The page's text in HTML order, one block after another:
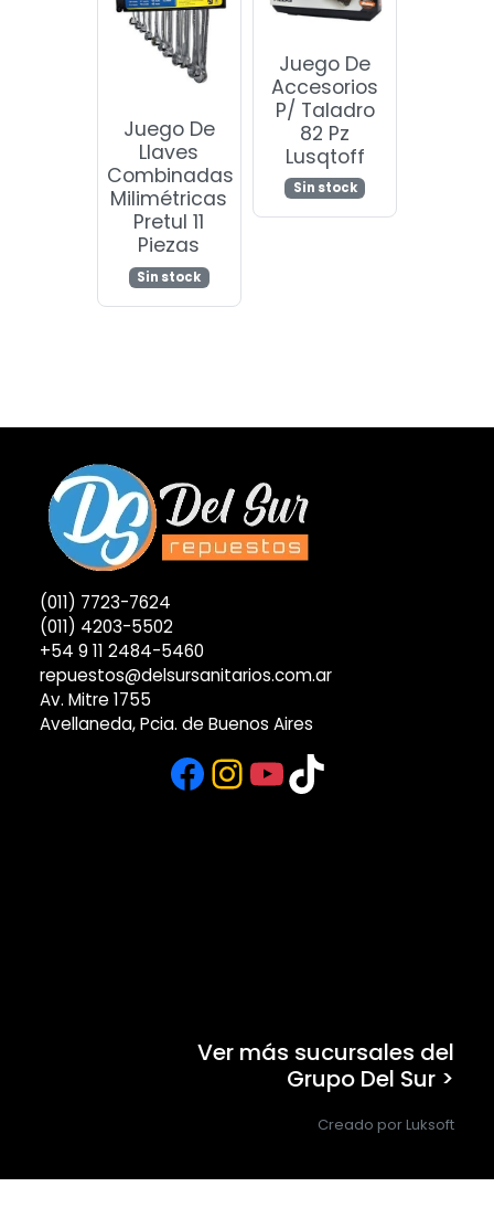
Juego De
Llaves
Combinadas
Milimétricas
Pretul 11
Piezas
Sin stock
Juego De
Accesorios
P/ Taladro
82 Pz
Lusqtoff
Sin stock
(011) 7723-7624
(011) 4203-5502
+54 9 11 2484-5460
repuestos@delsursanitarios.com.ar
Av. Mitre 1755
Avellaneda, Pcia. de Buenos Aires
Facebook
Instagram
YouTube
TikTok
Ver más sucursales del
Grupo Del Sur >
Creado por Luksoft